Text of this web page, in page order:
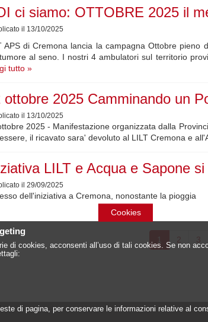
ci siamo: OTTOBRE 2025 il
il 13/10/2025
APS di Cremona lancia la campagna Ottobre
al seno. I nostri 4 ambulatori sul territorio
tutto »
ottobre 2025 Camminando un
il 13/10/2025
2025 - Manifestazione organizzata dalla
il ricavato sara' devoluto al LILT Cremona e
LILT e Acqua e Sapone
il 29/09/2025
dell'iniziativa a Cremona, nonostante la pioggia
attuale
3
Cookies
di cookies, acconsenti all’uso di tali cookies. Se non
di pagina, per conservare le informazioni relative al